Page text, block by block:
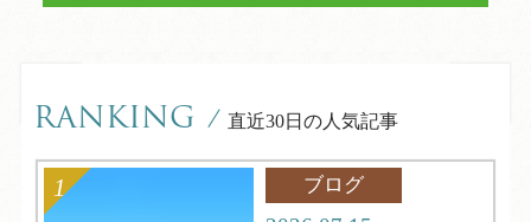
RANKING / 直近30日の人気記事
ブログ